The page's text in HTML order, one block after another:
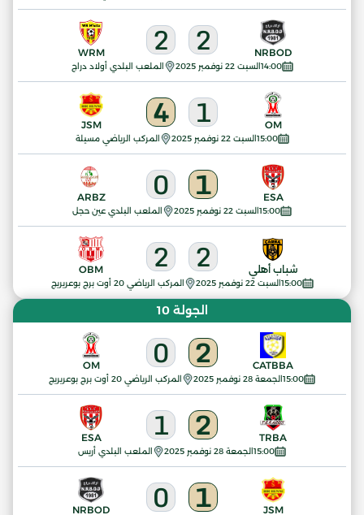
14:00السبت 22 نوفمبر 2025 الملعب البلدي أولاد دراج
NRBOD
2
2
WRM
15:00السبت 22 نوفمبر 2025 المركب الرياضي مسيلة
OM
1
4
JSM
15:00السبت 22 نوفمبر 2025 الملعب البلدي عين حجل
ESA
1
0
ARBZ
15:00السبت 22 نوفمبر 2025 المركب الرياضي 20 أوت برج بوعريريج
شباب أهلي 2
2
OBM
الجولة 10
15:00الجمعة 28 نوفمبر 2025 المركب الرياضي 20 أوت برج بوعريريج
CATBBA
2
0
OM
15:00الجمعة 28 نوفمبر 2025 الملعب البلدي أريس
TRBA
2
1
ESA
JSM
1
0
NRBOD